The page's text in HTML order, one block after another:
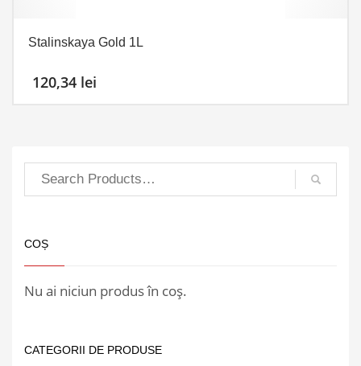
Stalinskaya Gold 1L
120,34 lei
COȘ
Nu ai niciun produs în coș.
CATEGORII DE PRODUSE